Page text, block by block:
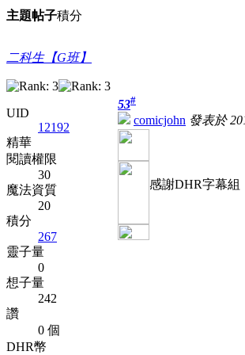
主題帖子積分
二科生【G班】
UID
12192
精華
閱讀權限
30
魔法資質
20
積分
267
靈子量
0
想子量
242
讚
0 個
DHR幣
53#
comicjohn 發表於
感謝DHR字幕組